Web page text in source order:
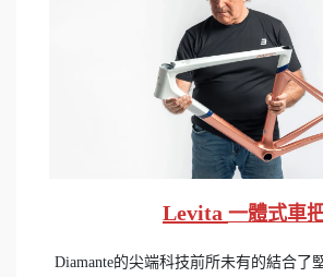
Levita 一體式車
Diamante的尖端科技前所未有的結合了